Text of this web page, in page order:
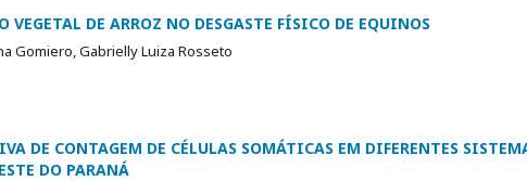
VEGETAL DE ARROZ NO DESGASTE FÍSICO DE EQUINOS
Gomiero, Gabrielly Luiza Rosseto
DE CONTAGEM DE CÉLULAS SOMÁTICAS EM DIFERENTES
DO PARANÁ